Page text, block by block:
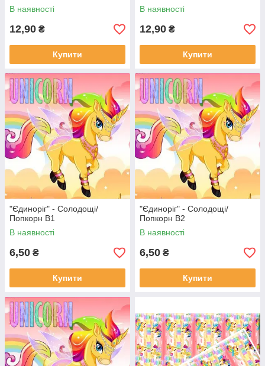
В наявності
12,90 ₴
Купити
В наявності
12,90 ₴
Купити
"Єдиноріг" - Солодощі/
Попкорн В1
В наявності
6,50 ₴
Купити
"Єдиноріг" - Солодощі/
Попкорн В2
В наявності
6,50 ₴
Купити